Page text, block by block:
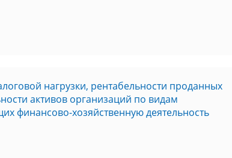
нагрузки, рентабельности проданных
активов организаций по видам
финансово-хозяйственную деятельность